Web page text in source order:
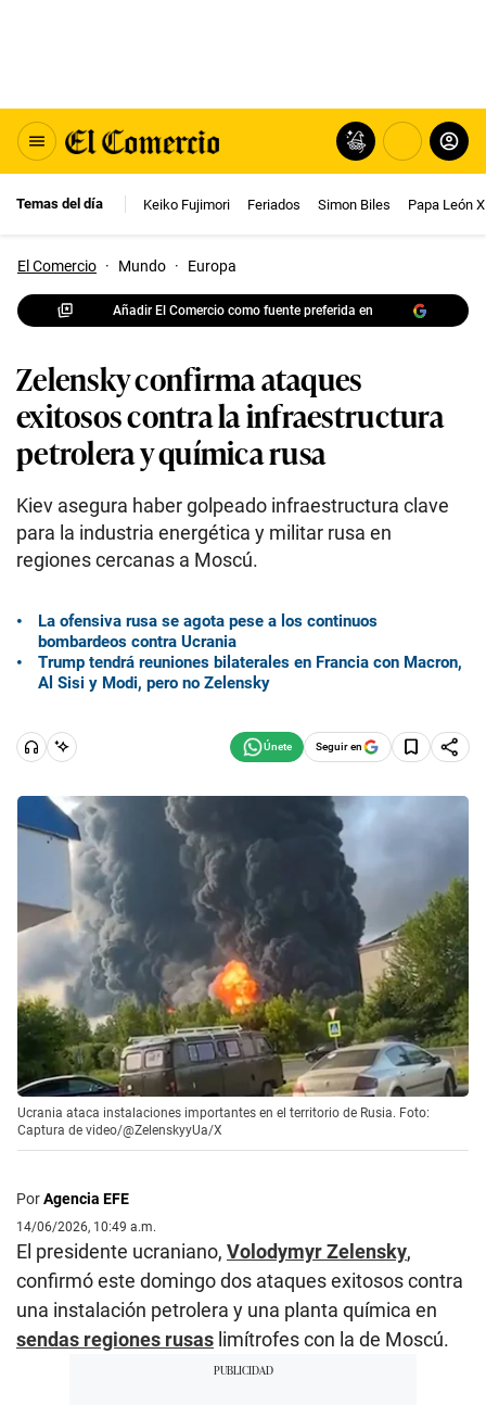
Temas del día Keiko Fujimori Feriados Simon Biles Papa León
El Comercio · Mundo · Europa
Añadir El Comercio como fuente preferida en
Zelensky confirma ataques
exitosos contra la infraestructura
petrolera y química rusa
Kiev asegura haber golpeado infraestructura clave
para la industria energética y militar rusa en
regiones cercanas a Moscú.
La ofensiva rusa se agota pese a los continuos
bombardeos contra Ucrania
Trump tendrá reuniones bilaterales en Francia con Macron,
Al Sisi y Modi, pero no Zelensky
Seguir en
Ucrania ataca instalaciones importantes en el territorio de Rusia. Foto:
Captura de video/@ZelenskyyUa/X
PorAgencia EFE
14/06/2026, 10:49 a.m.
El presidente ucraniano, Volodymyr Zelensky,
confirmó este domingo dos ataques exitosos contra
una instalación petrolera y una planta química en
sendas regiones rusas limítrofes con la de Moscú.